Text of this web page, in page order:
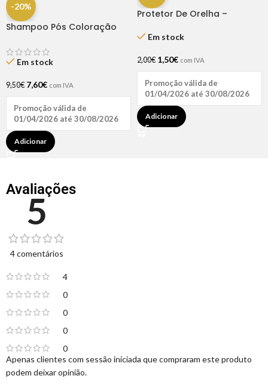
-20%
Shampoo Pós Coloração
Em stock
9,50€ 7,60€ com IVA
Promoção válida de
01/04/2026 até 30/08/2026
Adicionar
Protetor De Orelha –
Em stock
2,00€ 1,50€ com IVA
Promoção válida de
01/04/2026 até 30/08/2026
Adicionar
Avaliações
5
4 comentários
4
0
0
0
0
Apenas clientes com sessão iniciada que compraram este produto
podem deixar opinião.